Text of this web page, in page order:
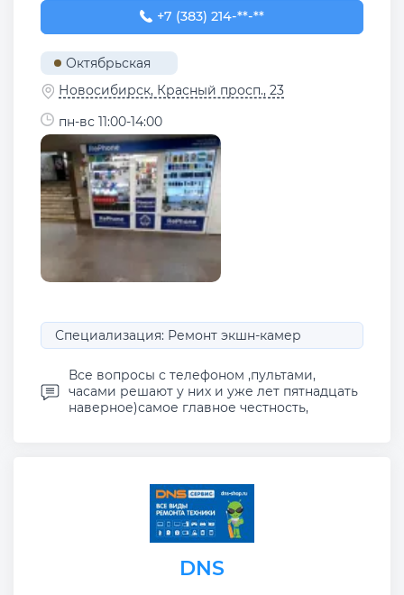
+7 (383) 214-96-22
+7 (383) 214-**-**
Октябрьская
Новосибирск, Красный просп., 23
пн-вс 11:00-14:00
Специализация: Ремонт экшн-камер
Все вопросы с телефоном ,пультами,
часами решают у них и уже лет пятнадцать
наверное)самое главное честность,
DNS